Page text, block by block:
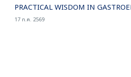
PRACTICAL WISDOM IN
17 ก.ค. 2569